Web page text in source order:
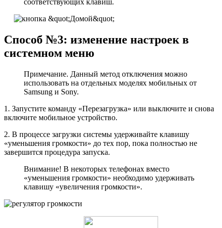
соответствующих клавиш.
Способ №3: изменение настроек в
системном меню
Примечание. Данный метод отключения можно
использовать на отдельных моделях мобильных от
Samsung и Sony.
1. Запустите команду «Перезагрузка» или выключите и снова
включите мобильное устройство.
2. В процессе загрузки системы удерживайте клавишу
«уменьшения громкости» до тех пор, пока полностью не
завершится процедура запуска.
Внимание! В некоторых телефонах вместо
«уменьшения громкости» необходимо удерживать
клавишу «увеличения громкости».